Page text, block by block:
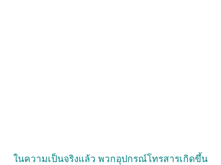
ในความเป็นจริงแล้ว พวกอุปกรณ์โทรสารเกิดขึ้น